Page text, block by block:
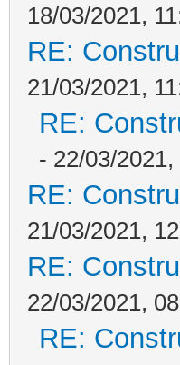
18/03/2021,
RE:
21/03/2021,
RE:
- 22/03/2021,
RE:
21/03/2021,
RE:
22/03/2021,
RE: